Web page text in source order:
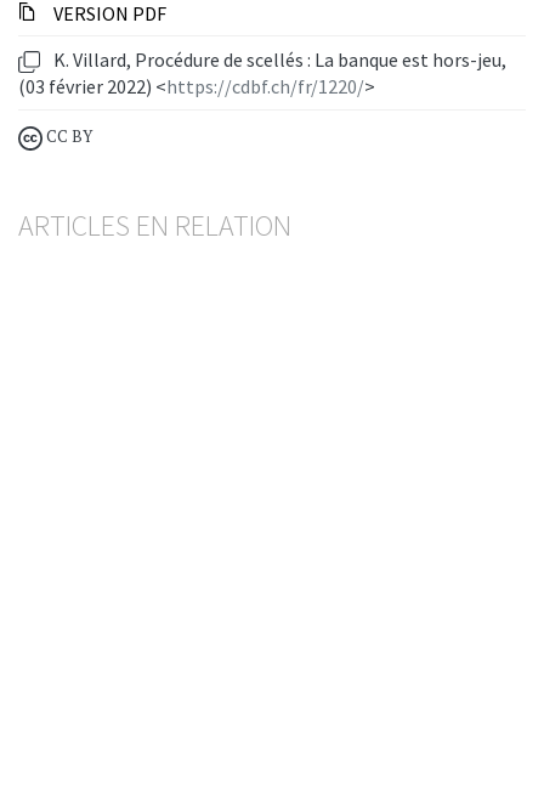
VERSION PDF
K. Villard, Procédure de scellés : La banque est hors-jeu,
(03 février 2022) <https://cdbf.ch/fr/1220/>
CC BY
ARTICLES EN RELATION